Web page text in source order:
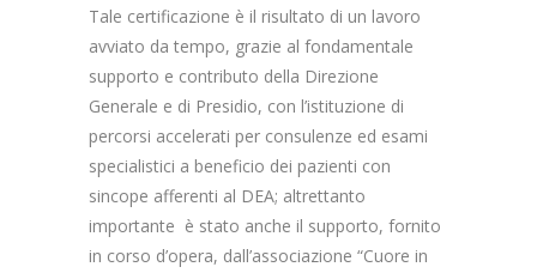
Tale certificazione è il risultato di un lavoro
avviato da tempo, grazie al fondamentale
supporto e contributo della Direzione
Generale e di Presidio, con l’istituzione di
percorsi accelerati per consulenze ed esami
specialistici a beneficio dei pazienti con
sincope afferenti al DEA; altrettanto
importante è stato anche il supporto, fornito
in corso d’opera, dall’associazione “Cuore in